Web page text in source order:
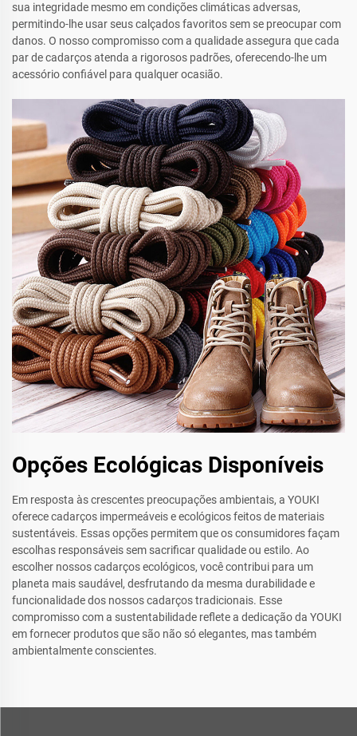
sua integridade mesmo em condições climáticas adversas,
permitindo-lhe usar seus calçados favoritos sem se preocupar com
danos. O nosso compromisso com a qualidade assegura que cada
par de cadarços atenda a rigorosos padrões, oferecendo-lhe um
acessório confiável para qualquer ocasião.
Opções Ecológicas Disponíveis
Em resposta às crescentes preocupações ambientais, a YOUKI
oferece cadarços impermeáveis e ecológicos feitos de materiais
sustentáveis. Essas opções permitem que os consumidores façam
escolhas responsáveis sem sacrificar qualidade ou estilo. Ao
escolher nossos cadarços ecológicos, você contribui para um
planeta mais saudável, desfrutando da mesma durabilidade e
funcionalidade dos nossos cadarços tradicionais. Esse
compromisso com a sustentabilidade reflete a dedicação da YOUKI
em fornecer produtos que são não só elegantes, mas também
ambientalmente conscientes.